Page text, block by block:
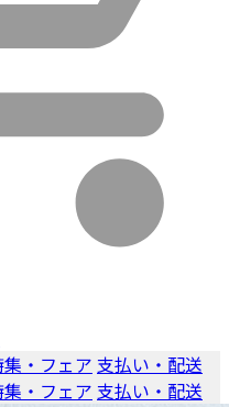
集・フェア 支払い・配送
集・フェア 支払い・配送